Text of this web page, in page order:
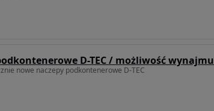
D-TEC / możliwość wynajmu
nowe naczepy podkontenerowe D-TEC